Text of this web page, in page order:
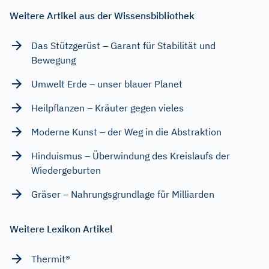
Weitere Artikel aus der Wissensbibliothek
Das Stützgerüst – Garant für Stabilität und
Bewegung
Umwelt Erde – unser blauer Planet
Heilpflanzen – Kräuter gegen vieles
Moderne Kunst – der Weg in die Abstraktion
Hinduismus – Überwindung des Kreislaufs der
Wiedergeburten
Gräser – Nahrungsgrundlage für Milliarden
Weitere Lexikon Artikel
Thermit®